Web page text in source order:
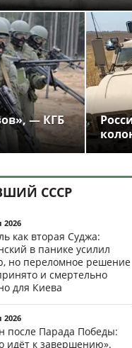
— КГБ
СССР
2026
как вторая Суджа:
в панике усилил
но переломное решение
и смертельно
для Киева
2026
после Парада Победы:
идёт к завершению».